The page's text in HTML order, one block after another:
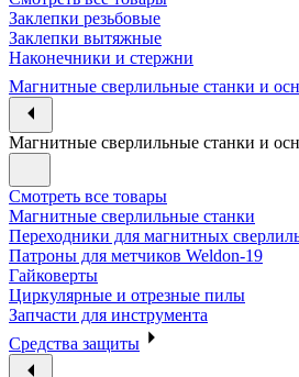
Заклепки резьбовые
Заклепки вытяжные
Наконечники и стержни
Магнитные сверлильные станки и
Магнитные сверлильные станки и
Смотреть все товары
Магнитные сверлильные станки
Переходники для магнитных
Патроны для метчиков Weldon-19
Гайковерты
Циркулярные и отрезные пилы
Запчасти для инструмента
Средства защиты